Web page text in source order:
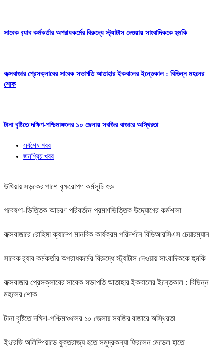
সাবেক র‍্যাব কর্মকর্তার অপরাধকর্মের বিরুদ্ধে স্ট্যাটাস দেওয়ায় সাংবাদিককে হুমকি
কক্সবাজার প্রেসক্লাবের সাবেক সভাপতি আতাহার ইকবালের ইন্তেকাল : বিভিন্ন মহলের
শোক
টানা বৃষ্টিতে দক্ষিণ-পশ্চিমাঞ্চলের ১০ জেলায় সবজির বাজারে অস্থিরতা
সর্বশেষ খবর
জনপ্রিয় খবর
উখিয়ায় সড়কের পাশে বৃক্ষরোপণ কর্মসূচি শুরু
গবেষণা-ভিত্তিক আচরণ পরিবর্তনে প্রমাণভিত্তিক উদ্যোগের কর্মশালা
কক্সবাজারে রোহিঙ্গা ক্যাম্পে মানবিক কার্যক্রম পরিদর্শনে বিডিআরসিএস চেয়ারম্যান
সাবেক র‍্যাব কর্মকর্তার অপরাধকর্মের বিরুদ্ধে স্ট্যাটাস দেওয়ায় সাংবাদিককে হুমকি
কক্সবাজার প্রেসক্লাবের সাবেক সভাপতি আতাহার ইকবালের ইন্তেকাল : বিভিন্ন
মহলের শোক
টানা বৃষ্টিতে দক্ষিণ-পশ্চিমাঞ্চলের ১০ জেলায় সবজির বাজারে অস্থিরতা
ইংরেজি অলিম্পিয়াডে যুক্তরাজ্য হতে সমুদ্রকন্যা ফিরলেন মেডেল হাতে